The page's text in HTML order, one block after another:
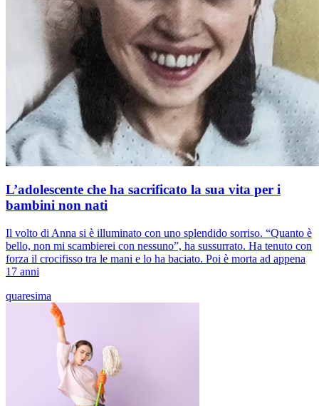
L’adolescente che ha sacrificato la sua vita per i
bambini non nati
Il volto di Anna si è illuminato con uno splendido sorriso. “Quanto è
bello, non mi scambierei con nessuno”, ha sussurrato. Ha tenuto con
forza il crocifisso tra le mani e lo ha baciato. Poi è morta ad appena
17 anni
quaresima